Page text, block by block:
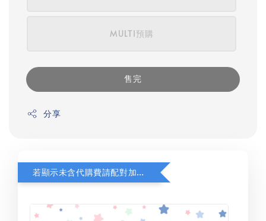
MULTI預購
售完
分享
若顯示未含代購費請配對加購(未加購視同無效訂單)